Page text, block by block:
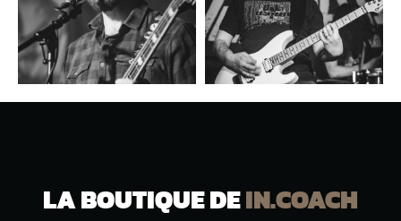
LA BOUTIQUE DEIN.COACH